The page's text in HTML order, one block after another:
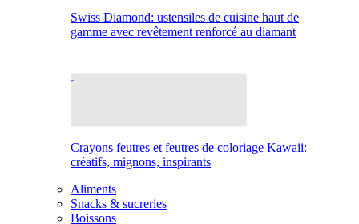
Swiss Diamond: ustensiles de cuisine haut de
gamme avec revêtement renforcé au diamant
Crayons feutres et feutres de coloriage Kawaii:
créatifs, mignons, inspirants
Aliments
Snacks & sucreries
Boissons